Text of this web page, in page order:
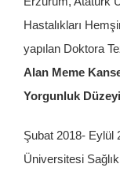
Hastalıkları
yapılan Doktora
Alan Meme
Yorgunluk
Şubat 2018- Eylül
Üniversitesi